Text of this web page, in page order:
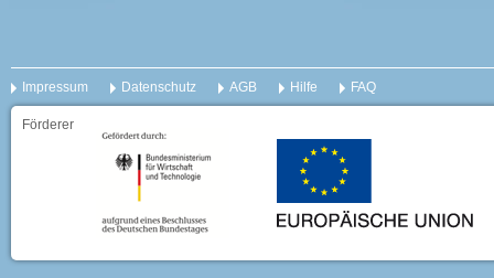
Impressum Datenschutz AGB Hilfe FAQ
Förderer